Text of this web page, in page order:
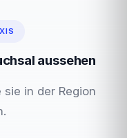
aussehen
in der Region